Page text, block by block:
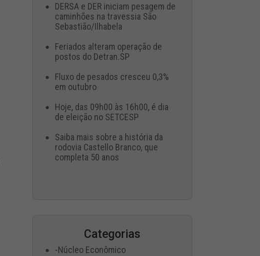
DERSA e DER iniciam pesagem de
caminhões na travessia São
Sebastião/Ilhabela
Feriados alteram operação de
postos do Detran.SP
Fluxo de pesados cresceu 0,3%
em outubro
Hoje, das 09h00 às 16h00, é dia
de eleição no SETCESP
Saiba mais sobre a história da
rodovia Castello Branco, que
completa 50 anos
Categorias
-Núcleo Econômico